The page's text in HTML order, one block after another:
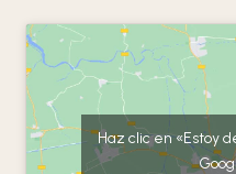
Haz clic en «Estoy